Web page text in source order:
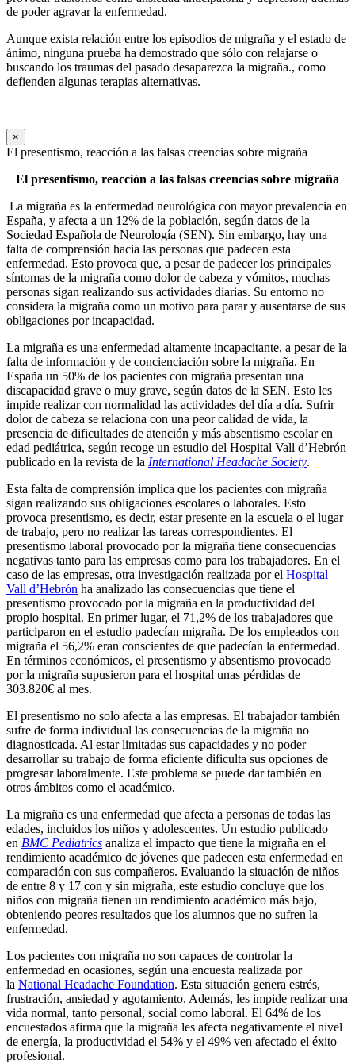
de poder agravar la enfermedad.
Aunque exista relación entre los episodios de migraña y el estado de
ánimo, ninguna prueba ha demostrado que sólo con relajarse o
buscando los traumas del pasado desaparezca la migraña., como
defienden algunas terapias alternativas.
×
El presentismo, reacción a las falsas creencias sobre migraña
El presentismo, reacción a las falsas creencias sobre migraña
La migraña es la enfermedad neurológica con mayor prevalencia en
España, y afecta a un 12% de la población, según datos de la
Sociedad Española de Neurología (SEN). Sin embargo, hay una
falta de comprensión hacia las personas que padecen esta
enfermedad. Esto provoca que, a pesar de padecer los principales
síntomas de la migraña como dolor de cabeza y vómitos, muchas
personas sigan realizando sus actividades diarias. Su entorno no
considera la migraña como un motivo para parar y ausentarse de sus
obligaciones por incapacidad.
La migraña es una enfermedad altamente incapacitante, a pesar de la
falta de información y de concienciación sobre la migraña. En
España un 50% de los pacientes con migraña presentan una
discapacidad grave o muy grave, según datos de la SEN. Esto les
impide realizar con normalidad las actividades del día a día. Sufrir
dolor de cabeza se relaciona con una peor calidad de vida, la
presencia de dificultades de atención y más absentismo escolar en
edad pediátrica, según recoge un estudio del Hospital Vall d’Hebrón
publicado en la revista de la International Headache Society.
Esta falta de comprensión implica que los pacientes con migraña
sigan realizando sus obligaciones escolares o laborales. Esto
provoca presentismo, es decir, estar presente en la escuela o el lugar
de trabajo, pero no realizar las tareas correspondientes. El
presentismo laboral provocado por la migraña tiene consecuencias
negativas tanto para las empresas como para los trabajadores. En el
caso de las empresas, otra investigación realizada por el Hospital
Vall d’Hebrón ha analizado las consecuencias que tiene el
presentismo provocado por la migraña en la productividad del
propio hospital. En primer lugar, el 71,2% de los trabajadores que
participaron en el estudio padecían migraña. De los empleados con
migraña el 56,2% eran conscientes de que padecían la enfermedad.
En términos económicos, el presentismo y absentismo provocado
por la migraña supusieron para el hospital unas pérdidas de
303.820€ al mes.
El presentismo no solo afecta a las empresas. El trabajador también
sufre de forma individual las consecuencias de la migraña no
diagnosticada. Al estar limitadas sus capacidades y no poder
desarrollar su trabajo de forma eficiente dificulta sus opciones de
progresar laboralmente. Este problema se puede dar también en
otros ámbitos como el académico.
La migraña es una enfermedad que afecta a personas de todas las
edades, incluidos los niños y adolescentes. Un estudio publicado
en BMC Pediatrics analiza el impacto que tiene la migraña en el
rendimiento académico de jóvenes que padecen esta enfermedad en
comparación con sus compañeros. Evaluando la situación de niños
de entre 8 y 17 con y sin migraña, este estudio concluye que los
niños con migraña tienen un rendimiento académico más bajo,
obteniendo peores resultados que los alumnos que no sufren la
enfermedad.
Los pacientes con migraña no son capaces de controlar la
enfermedad en ocasiones, según una encuesta realizada por
la National Headache Foundation. Esta situación genera estrés,
frustración, ansiedad y agotamiento. Además, les impide realizar una
vida normal, tanto personal, social como laboral. El 64% de los
encuestados afirma que la migraña les afecta negativamente el nivel
de energía, la productividad el 54% y el 49% ven afectado el éxito
profesional.